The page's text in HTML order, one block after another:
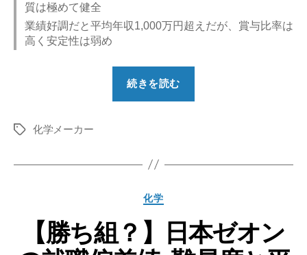
質は極めて健全
業績好調だと平均年収1,000万円超えだが、賞与比率は
高く安定性は弱め
続きを読む
ミ
コ
ー
タ
化学メーカー
カ
化学
【勝ち組？】日本ゼオン